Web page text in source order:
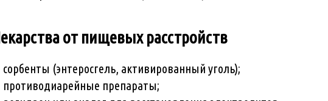
от пищевых расстройств
сорбенты (энтеросгель, активированный уголь);
противодиарейные препараты;